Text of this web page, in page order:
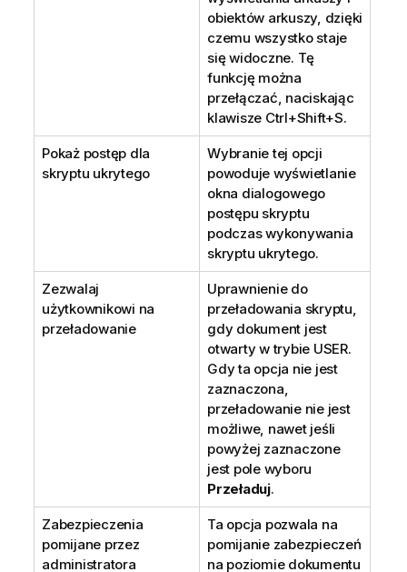
obiektów arkuszy, dzięki
czemu wszystko staje
się widoczne. Tę
funkcję można
przełączać, naciskając
klawisze Ctrl+Shift+S.
Pokaż postęp dla
skryptu ukrytego
Wybranie tej opcji
powoduje wyświetlanie
okna dialogowego
postępu skryptu
podczas wykonywania
skryptu ukrytego.
Zezwalaj
użytkownikowi na
przeładowanie
Uprawnienie do
przeładowania skryptu,
gdy dokument jest
otwarty w trybie USER.
Gdy ta opcja nie jest
zaznaczona,
przeładowanie nie jest
możliwe, nawet jeśli
powyżej zaznaczone
jest pole wyboru
Przeładuj.
Zabezpieczenia
pomijane przez
administratora
Ta opcja pozwala na
pomijanie zabezpieczeń
na poziomie dokumentu